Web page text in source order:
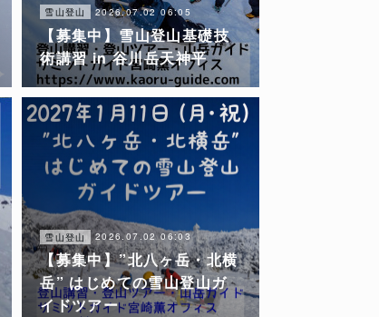
雪山登山 2026.07.02 06:05
【募集中】雪山登山基礎技
術講習 in 谷川岳天神平
雪山登山 2026.07.02 06:03
【募集中】”北八ヶ岳・北横
岳” はじめての雪山登山ガ
イドツアー